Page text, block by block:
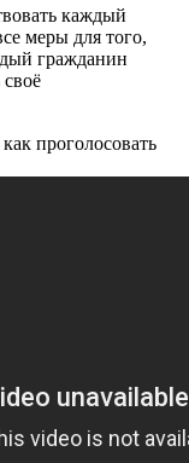
каждый
меры для того,
гражданин
проголосовать